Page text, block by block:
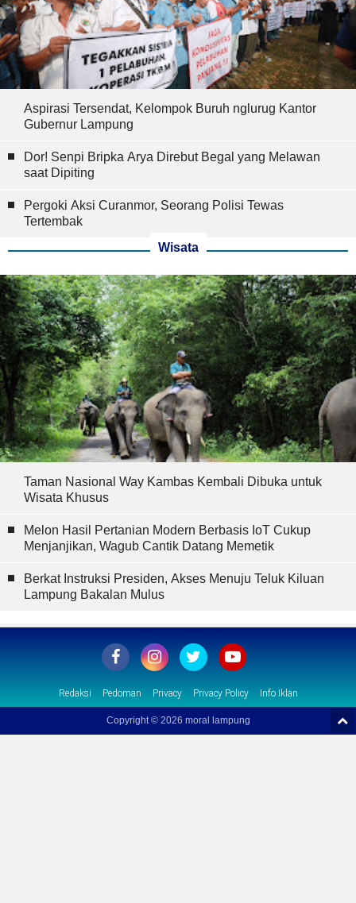
Aspirasi Tersendat, Kelompok Buruh nglurug Kantor
Gubernur Lampung
Dor! Senpi Bripka Arya Direbut Begal yang Melawan
saat Dipiting
Pergoki Aksi Curanmor, Seorang Polisi Tewas
Tertembak
Wisata
Taman Nasional Way Kambas Kembali Dibuka untuk
Wisata Khusus
Melon Hasil Pertanian Modern Berbasis IoT Cukup
Menjanjikan, Wagub Cantik Datang Memetik
Berkat Instruksi Presiden, Akses Menuju Teluk Kiluan
Lampung Bakalan Mulus
Redaksi Pedoman Privacy Privacy Policy Info Iklan
Copyright © 2026 moral lampung